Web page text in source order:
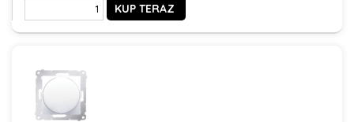
KUP TERAZ